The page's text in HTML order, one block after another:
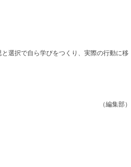
選択で自ら学びをつくり、実際の行動に移
（編集部）